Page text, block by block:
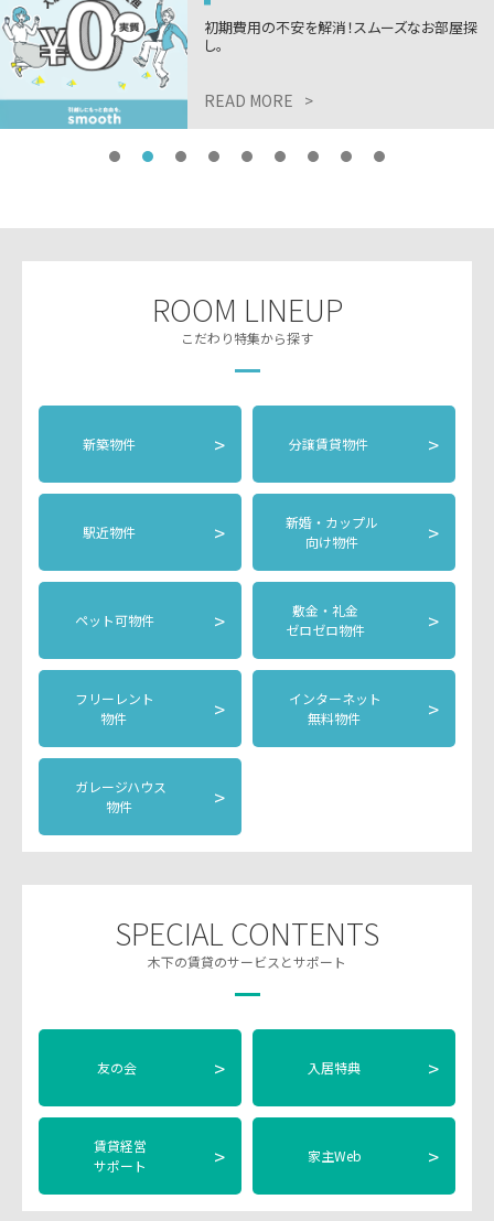
初期費用の不安を解消！スムーズなお部屋探
し。
READ MORE >
ROOM LINEUP
こだわり特集から探す
新築物件 > 分譲賃貸物件 >
駅近物件 >
新婚・カップル
向け物件
>
ペット可物件 >
敷金・礼金
ゼロゼロ物件
>
フリーレント
物件
>
インターネット
無料物件
>
ガレージハウス
物件
>
SPECIAL CONTENTS
木下の賃貸のサービスとサポート
友の会 > 入居特典 >
賃貸経営
サポート
> 家主Web >